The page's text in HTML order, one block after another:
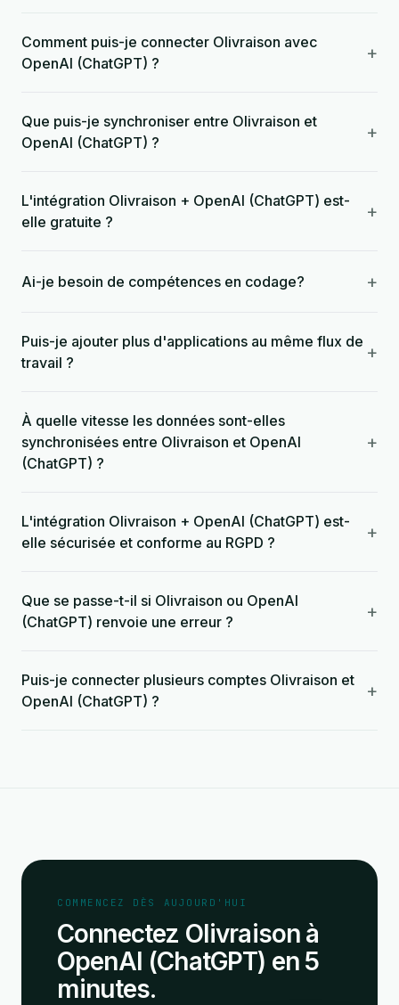
Comment puis-je connecter Olivraison avec
OpenAI (ChatGPT) ?
+
Que puis-je synchroniser entre Olivraison et
OpenAI (ChatGPT) ?
+
L'intégration Olivraison + OpenAI (ChatGPT) est-
elle gratuite ?
+
Ai-je besoin de compétences en codage? +
Puis-je ajouter plus d'applications au même flux de
travail ?
+
À quelle vitesse les données sont-elles
synchronisées entre Olivraison et OpenAI
(ChatGPT) ?
+
L'intégration Olivraison + OpenAI (ChatGPT) est-
elle sécurisée et conforme au RGPD ?
+
Que se passe-t-il si Olivraison ou OpenAI
(ChatGPT) renvoie une erreur ?
+
Puis-je connecter plusieurs comptes Olivraison et
OpenAI (ChatGPT) ?
+
COMMENCEZ DÈS AUJOURD'HUI
Connectez Olivraison à
OpenAI (ChatGPT) en 5
minutes.